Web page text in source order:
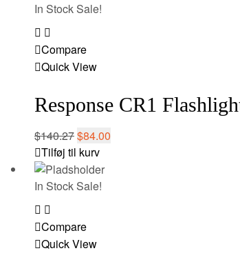
In Stock Sale!
to
wishlist
Compare
Quick View
Response CR1
$140.27$84.00
Tilføj til kurv
In Stock Sale!
to
wishlist
Compare
Quick View